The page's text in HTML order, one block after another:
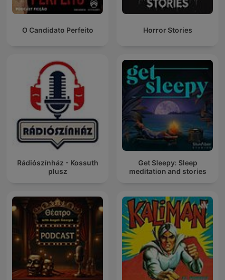
O Candidato Perfeito Horror Stories
Rádiószínház - Kossuth
plusz
Get Sleepy: Sleep
meditation and stories